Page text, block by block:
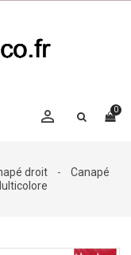
0

droit
Canapé